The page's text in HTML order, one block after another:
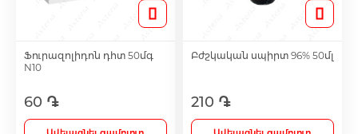
Ճարպակալման միջոցներ
Դեղաբույսեր և թուրմեր
Ֆուրազոլիդոն դհտ 50մգ
N10
60 ֏
Բժշկական սպիրտ 96% 50մլ
210 ֏